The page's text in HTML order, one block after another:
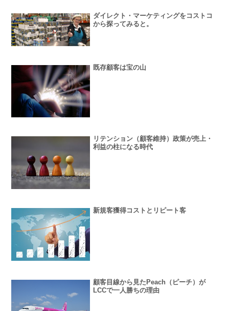
ダイレクト・マーケティングをコストコ
から探ってみると。
既存顧客は宝の山
リテンション（顧客維持）政策が売上・
利益の柱になる時代
新規客獲得コストとリピート客
顧客目線から見たPeach（ピーチ）が
LCCで一人勝ちの理由